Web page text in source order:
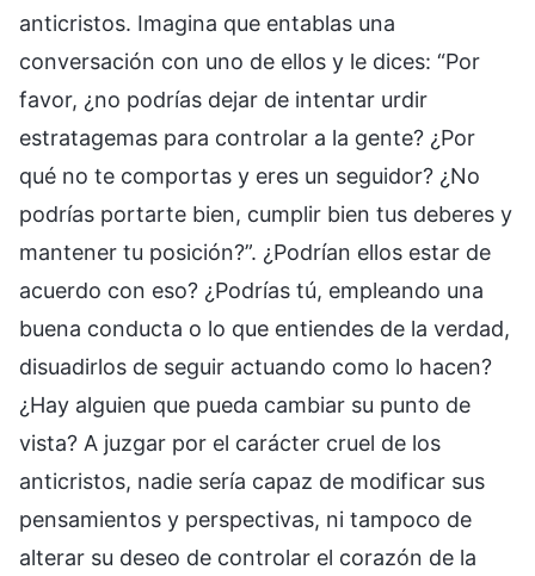
anticristos. Imagina que entablas una
conversación con uno de ellos y le dices: “Por
favor, ¿no podrías dejar de intentar urdir
estratagemas para controlar a la gente? ¿Por
qué no te comportas y eres un seguidor? ¿No
podrías portarte bien, cumplir bien tus deberes y
mantener tu posición?”. ¿Podrían ellos estar de
acuerdo con eso? ¿Podrías tú, empleando una
buena conducta o lo que entiendes de la verdad,
disuadirlos de seguir actuando como lo hacen?
¿Hay alguien que pueda cambiar su punto de
vista? A juzgar por el carácter cruel de los
anticristos, nadie sería capaz de modificar sus
pensamientos y perspectivas, ni tampoco de
alterar su deseo de controlar el corazón de la